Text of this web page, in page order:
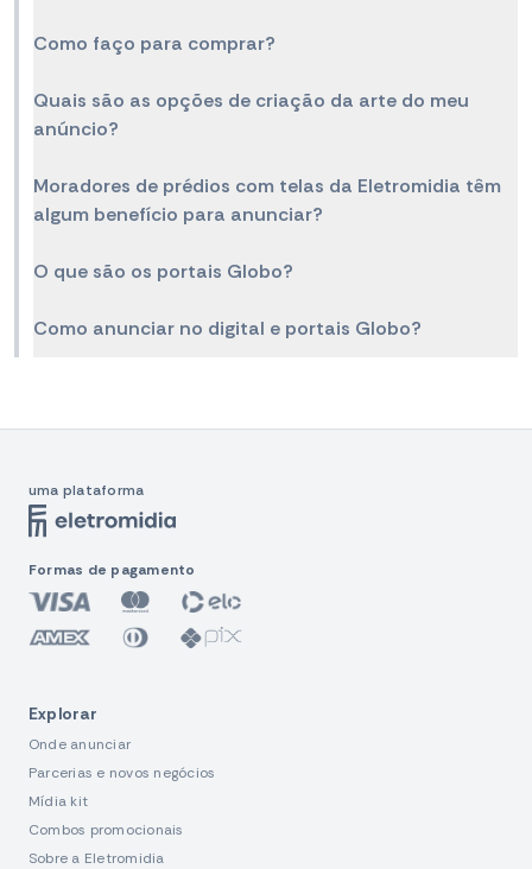
Como faço para comprar?
Quais são as opções de criação da arte do meu
anúncio?
Moradores de prédios com telas da Eletromidia têm
algum benefício para anunciar?
O que são os portais Globo?
Como anunciar no digital e portais Globo?
uma plataforma
Formas de pagamento
Explorar
Onde anunciar
Parcerias e novos negócios
Mídia kit
Combos promocionais
Sobre a Eletromidia